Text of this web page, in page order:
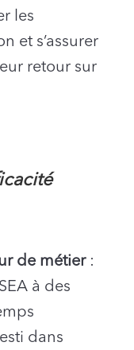
les
et s’assurer
retour sur
de métier:
à des
dans